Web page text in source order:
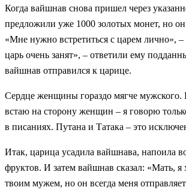
Когда вайшнав снова пришел через
предложили уже 1000 золотых монет, но он
«Мне нужно встретиться с царем лично»,
царь очень занят», – ответили ему
вайшнав отправился к царице.
Сердце женщины гораздо мягче мужского.
встаю на сторону женщин – я говорю
в писаниях. Путана и Татака – это
Итак, царица усадила вайшнава, напоила
фруктов. И затем вайшнав сказал: «Мать, я
твоим мужем, но он всегда меня